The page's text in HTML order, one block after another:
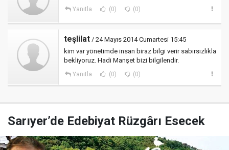
Yanıtla (0) (0)
teşlilat / 24 Mayıs 2014 Cumartesi 15:45
kim var yönetimde insan biraz bilgi verir sabırsızlıkla
bekliyoruz. Hadi Manşet bizi bilgilendir.
Yanıtla (0) (0)
Sarıyer’de Edebiyat Rüzgârı Esecek